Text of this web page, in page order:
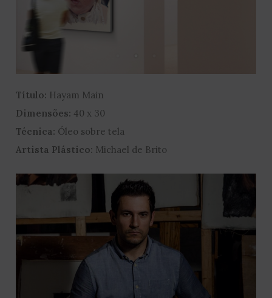
Título: Hayam Main
Dimensões: 40 x 30
Técnica: Óleo sobre tela
Artista Plástico: Michael de Brito